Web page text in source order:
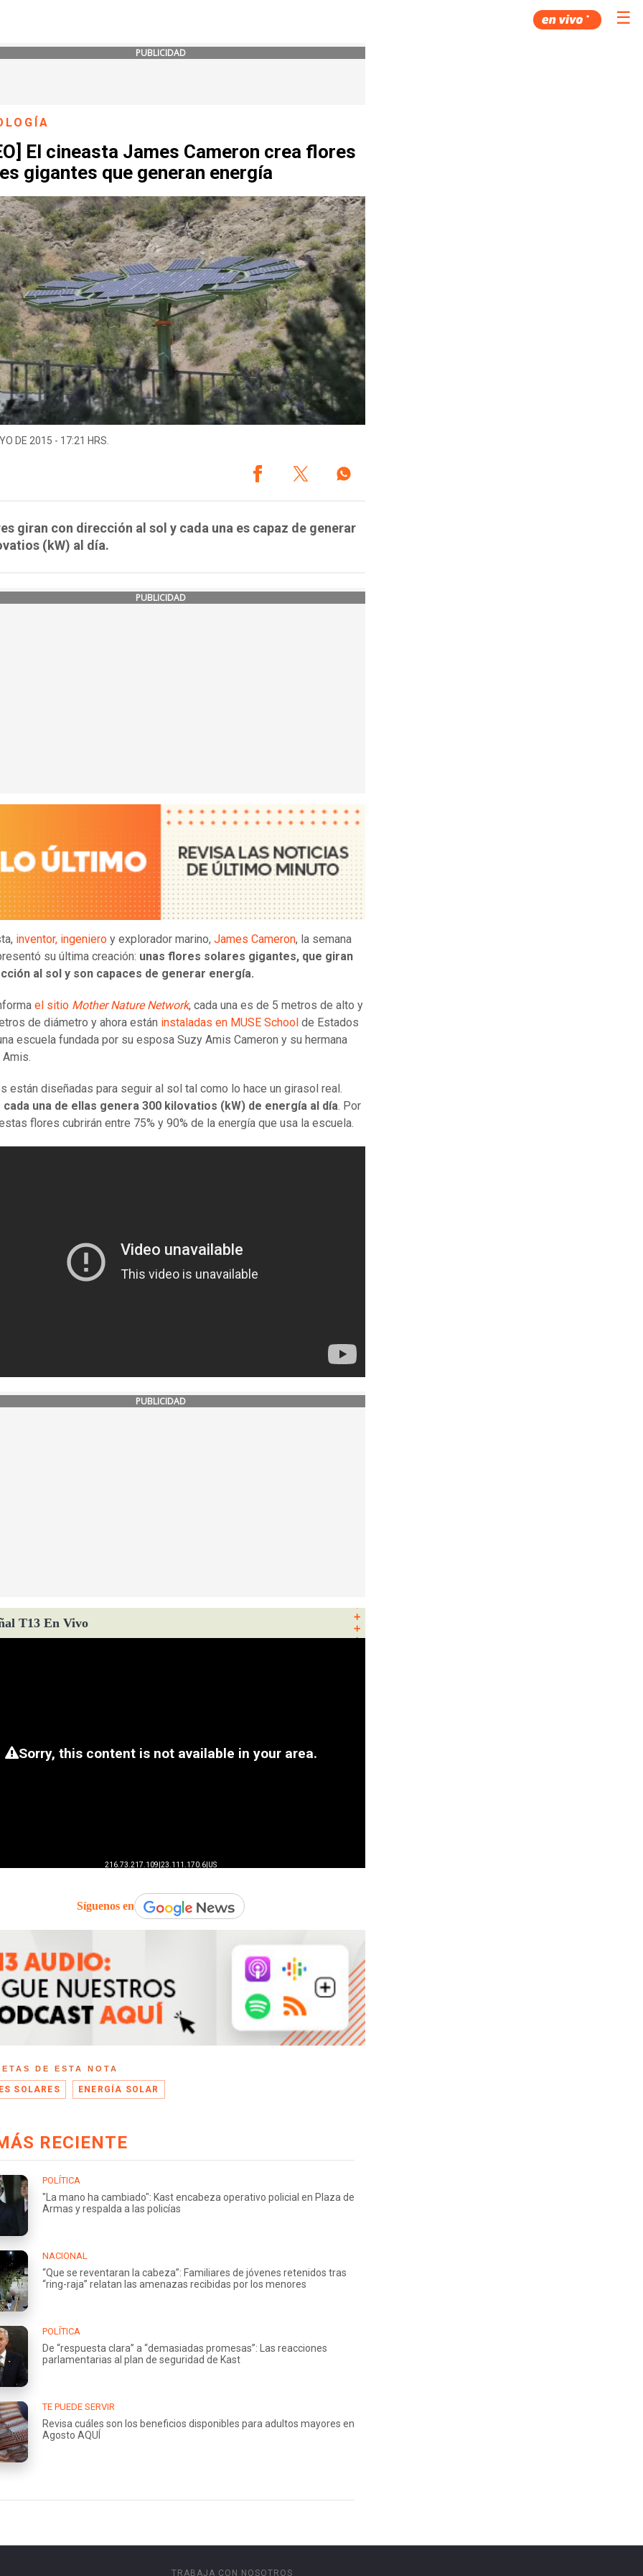
☰
PUBLICIDAD
El cineasta James Cameron crea flores
gigantes que generan energía
DE 2015 - 17:21 HRS.
giran con dirección al sol y cada una es capaz de generar
(kW) al día.
PUBLICIDAD
inventor, ingeniero y explorador marino, James Cameron, la semana
su última creación: unas flores solares gigantes, que giran
al sol y son capaces de generar energía.
el sitio Mother Nature Network, cada una es de 5 metros de alto y
de diámetro y ahora están instaladas en MUSE School de Estados
escuela fundada por su esposa Suzy Amis Cameron y su hermana
están diseñadas para seguir al sol tal como lo hace un girasol real.
cada una de ellas genera 300 kilovatios (kW) de energía al día. Por
flores cubrirán entre 75% y 90% de la energía que usa la escuela.
PUBLICIDAD
T13 En Vivo
Síguenos en
DE ESTA NOTA
SOLARES ENERGÍA SOLAR
RECIENTE
POLÍTICA
"La mano ha cambiado": Kast encabeza operativo policial en Plaza de
Armas y respalda a las policías
NACIONAL
“Que se reventaran la cabeza”: Familiares de jóvenes retenidos tras
“ring-raja” relatan las amenazas recibidas por los menores
POLÍTICA
De “respuesta clara” a “demasiadas promesas”: Las reacciones
parlamentarias al plan de seguridad de Kast
TE PUEDE SERVIR
Revisa cuáles son los beneficios disponibles para adultos mayores en
Agosto AQUÍ
TRABAJA CON NOSOTROS